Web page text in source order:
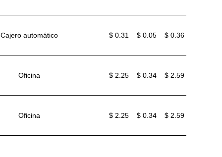
Cajero automático $ 0.31 $ 0.05 $ 0.36
Oficina $ 2.25 $ 0.34 $ 2.59
Oficina $ 2.25 $ 0.34 $ 2.59